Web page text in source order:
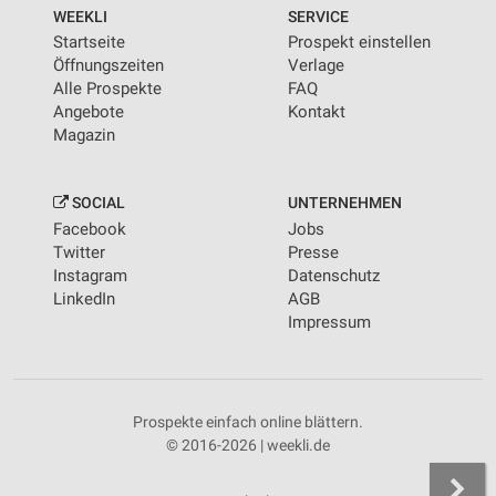
WEEKLI
Startseite
Öffnungszeiten
Alle Prospekte
Angebote
Magazin
SERVICE
Prospekt einstellen
Verlage
FAQ
Kontakt
SOCIAL
Facebook
Twitter
Instagram
LinkedIn
UNTERNEHMEN
Jobs
Presse
Datenschutz
AGB
Impressum
Prospekte einfach online blättern.
© 2016-2026 | weekli.de
von Inhalten
Verwendung von Profilen zur Auswahl
personalisierter Inhalte
Messung der Werbeleistung
Analyse von Zielgruppen durch Statistiken oder
Kombinationen von Daten aus verschiedenen
Quellen
Entwicklung und Verbesserung der Angebote
Verwendung genauer Standortdaten